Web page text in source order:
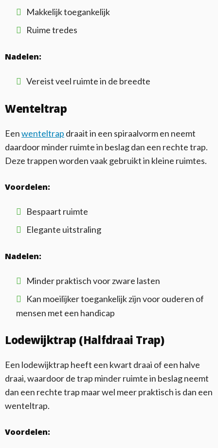
Makkelijk toegankelijk
Ruime tredes
Nadelen:
Vereist veel ruimte in de breedte
Wenteltrap
Eenwenteltrap draait in een spiraalvorm en neemt
daardoor minder ruimte in beslag dan een rechte trap.
Deze trappen worden vaak gebruikt in kleine ruimtes.
Voordelen:
Bespaart ruimte
Elegante uitstraling
Nadelen:
Minder praktisch voor zware lasten
Kan moeilijker toegankelijk zijn voor ouderen of
mensen met een handicap
Lodewijktrap (Halfdraai Trap)
Een lodewijktrap heeft een kwart draai of een halve
draai, waardoor de trap minder ruimte in beslag neemt
dan een rechte trap maar wel meer praktisch is dan een
wenteltrap.
Voordelen: